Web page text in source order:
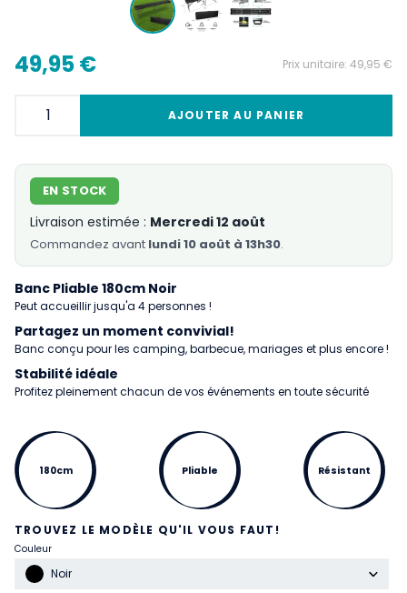
49,95 € Prix unitaire: 49,95 €
AJOUTER AU PANIER
Banc Pliable 180cm Noir
Peut accueillir jusqu'a 4 personnes !
Partagez un moment convivial!
Banc conçu pour les camping, barbecue, mariages et plus encore !
Stabilité idéale
Profitez pleinement chacun de vos événements en toute sécurité
TROUVEZ LE MODÈLE QU'IL VOUS FAUT!
Couleur
Noir
EN STOCK
Livraison estimée : Mercredi 12 août
Commandez avant lundi 10 août à 13h30.
180cm Pliable Résistant